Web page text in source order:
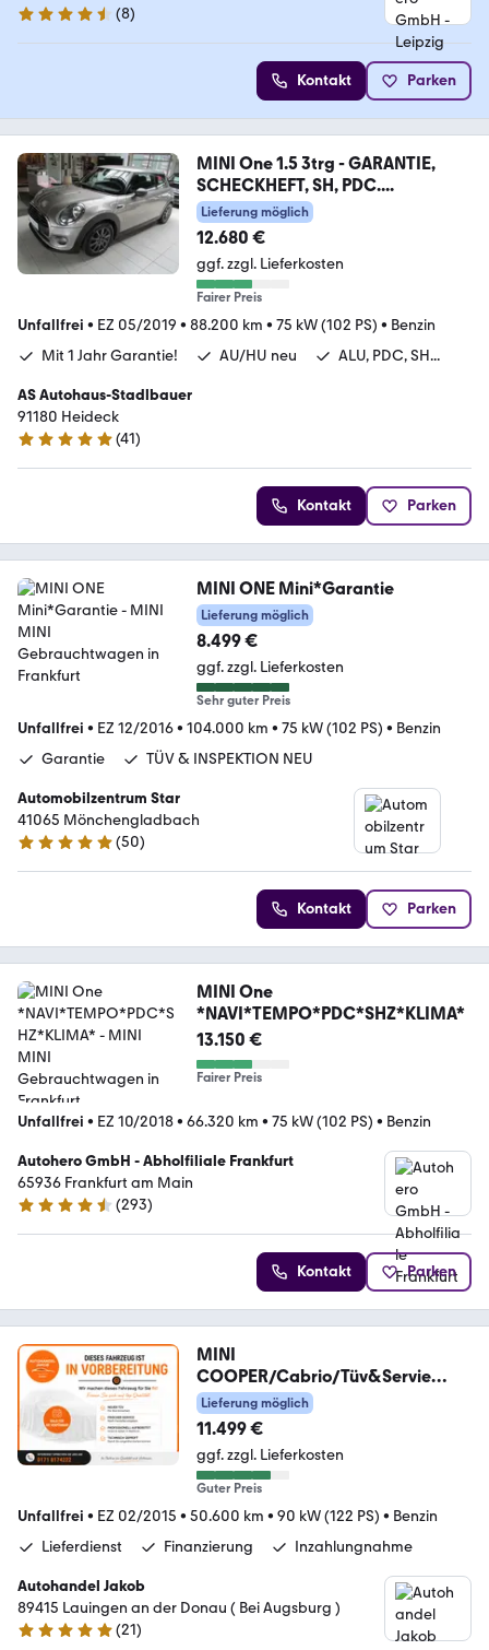
4.3 Sterne
(8)
Kontakt Parken
MINI One 1.5 3trg - GARANTIE,
SCHECKHEFT, SH, PDC....
Lieferung möglich
12.680 €
ggf. zzgl. Lieferkosten
Fairer Preis
Unfallfrei • EZ 05/2019 • 88.200 km • 75 kW (102 PS) • Benzin
Mit 1 Jahr Garantie!
AU/HU neu ALU, PDC, SH...
AS Autohaus-Stadlbauer
91180 Heideck
5 Sterne
(41)
Kontakt Parken
MINI ONE Mini*Garantie
Lieferung möglich
8.499 €
ggf. zzgl. Lieferkosten
Sehr guter Preis
Unfallfrei • EZ 12/2016• 104.000 km • 75 kW (102 PS) • Benzin
Garantie
TÜV & INSPEKTION NEU
Automobilzentrum Star
41065 Mönchengladbach
4.9 Sterne
(50)
Kontakt Parken
MINI One
*NAVI*TEMPO*PDC*SHZ*KLIMA*
13.150 €
Fairer Preis
Unfallfrei • EZ 10/2018• 66.320 km • 75 kW (102 PS) • Benzin
Autohero GmbH - Abholfiliale Frankfurt
65936 Frankfurt am Main
4.6 Sterne
(293)
Kontakt Parken
MINI
COOPER/Cabrio/Tüv&Servie
Neu/Garantie!
Lieferung möglich
11.499 €
ggf. zzgl. Lieferkosten
Guter Preis
Unfallfrei • EZ 02/2015 • 50.600 km • 90 kW (122 PS) • Benzin
Lieferdienst
Finanzierung Inzahlungnahme
Autohandel Jakob
89415 Lauingen an der Donau ( Bei Augsburg )
4.8 Sterne
(21)